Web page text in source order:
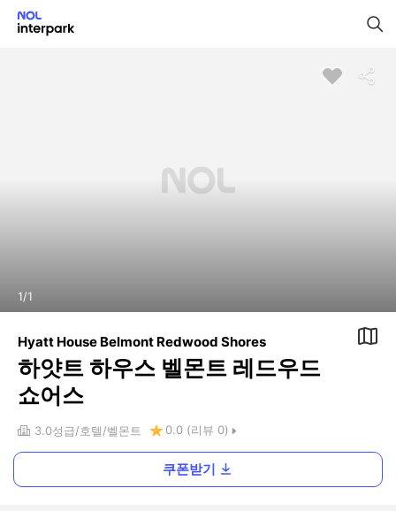
1/1
Hyatt House Belmont Redwood Shores
하얏트 하우스 벨몬트 레드우드
쇼어스
3.0성급 호텔 벨몬트 0.0 (리뷰 0)
쿠폰받기